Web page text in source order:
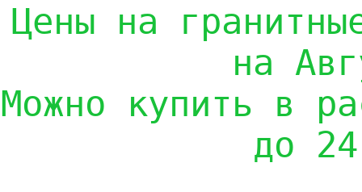
Цены на
на
Можно купить в
до